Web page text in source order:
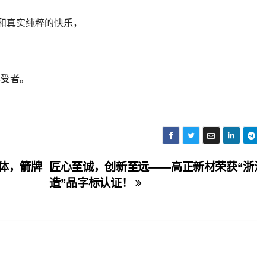
实纯粹的快乐，
者。
匠心至诚，创新至远——高正新材荣获“浙
造”品字标认证！
，箭牌